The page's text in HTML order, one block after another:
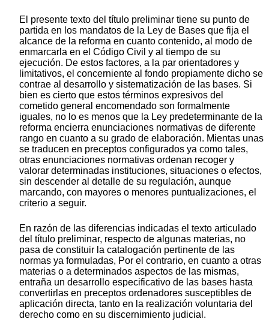
El presente texto del título preliminar tiene su punto de
partida en los mandatos de la Ley de Bases que fija el
alcance de la reforma en cuanto contenido, al modo de
enmarcarla en el Código Civil y al tiempo de su
ejecución. De estos factores, a la par orientadores y
limitativos, el concerniente al fondo propiamente dicho se
contrae al desarrollo y sistematización de las bases. Si
bien es cierto que estos términos expresivos del
cometido general encomendado son formalmente
iguales, no lo es menos que la Ley predeterminante de la
reforma encierra enunciaciones normativas de diferente
rango en cuanto a su grado de elaboración. Mientas unas
se traducen en preceptos configurados ya como tales,
otras enunciaciones normativas ordenan recoger y
valorar determinadas instituciones, situaciones o efectos,
sin descender al detalle de su regulación, aunque
marcando, con mayores o menores puntualizaciones, el
criterio a seguir.
En razón de las diferencias indicadas el texto articulado
del título preliminar, respecto de algunas materias, no
pasa de constituir la catalogación pertinente de las
normas ya formuladas, Por el contrario, en cuanto a otras
materias o a determinados aspectos de las mismas,
entraña un desarrollo especificativo de las bases hasta
convertirlas en preceptos ordenadores susceptibles de
aplicación directa, tanto en la realización voluntaria del
derecho como en su discernimiento judicial.